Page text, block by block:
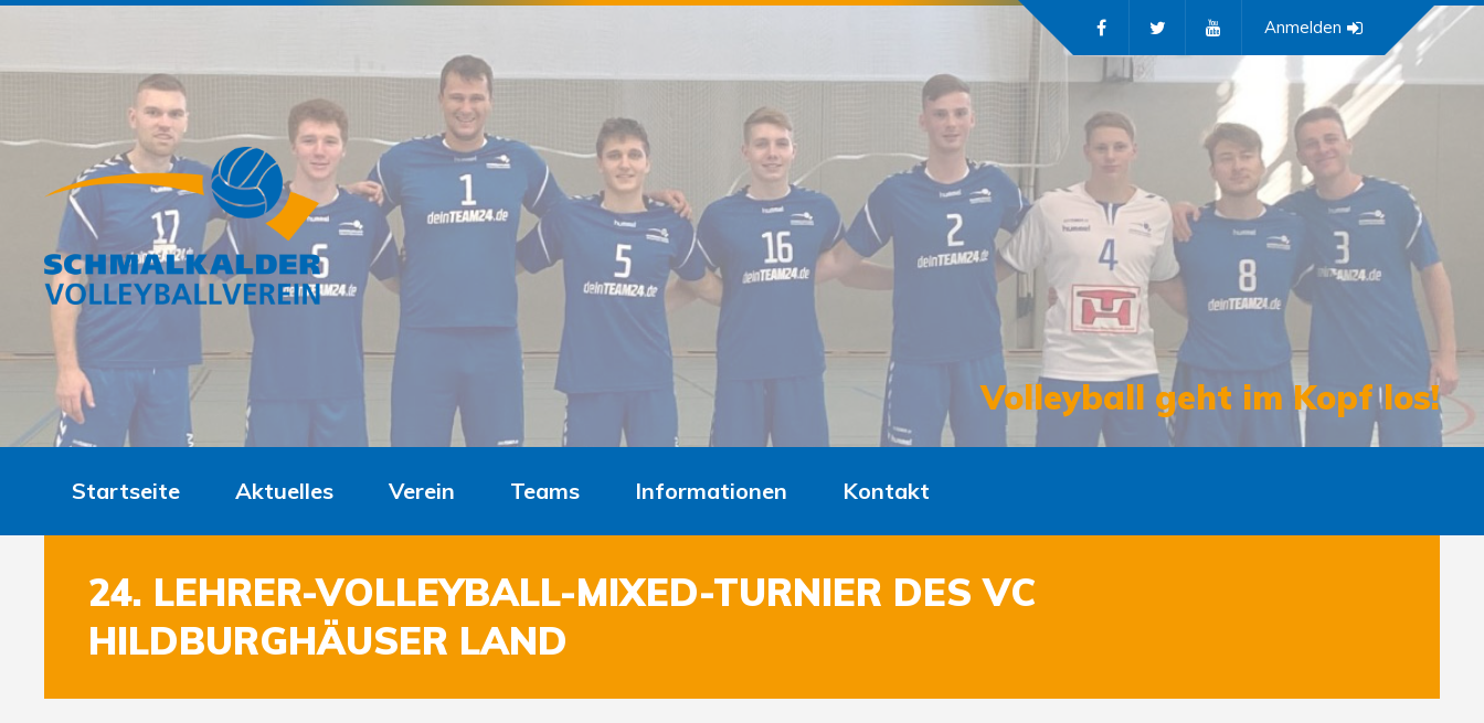
Volleyball geht im Kopf los!
Anmelden
Startseite Aktuelles Verein Teams Informationen Kontakt
24. LEHRER-VOLLEYBALL-MIXED-TURNIER DES VC
HILDBURGHÄUSER LAND